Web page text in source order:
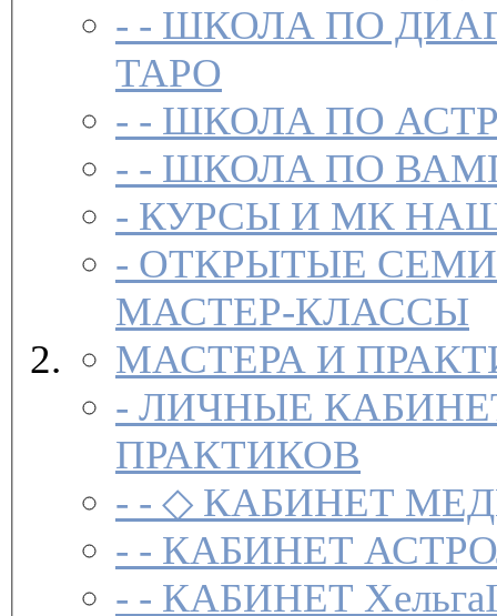
- - ШКОЛА ПО
ТАРО
- - ШКОЛА ПО
- - ШКОЛА ПО
-
- ОТКРЫТЫЕ
МАСТЕР-КЛАССЫ
МАСТЕРА И
- ЛИЧНЫЕ
ПРАКТИКОВ
- - ◇ КАБИНЕТ
- - КАБИНЕТ
- - КАБИНЕТ ХельгаI